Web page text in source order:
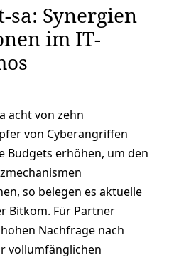
sa: Synergien
im IT-
acht von zehn
von Cyberangriffen
Budgets erhöhen, um den
so belegen es aktuelle
Bitkom. Für Partner
Nachfrage nach
vollumfänglichen